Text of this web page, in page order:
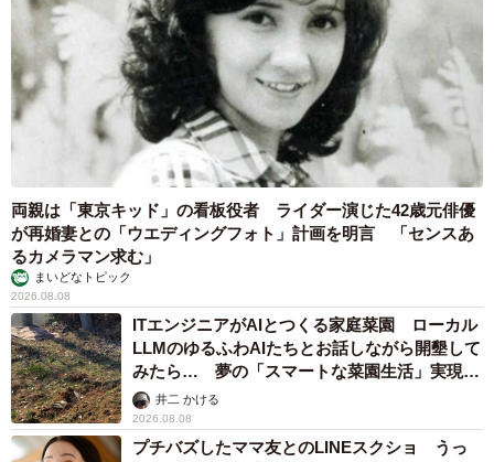
両親は「東京キッド」の看板役者 ライダー演じた42歳元俳優
が再婚妻との「ウエディングフォト」計画を明言 「センスあ
るカメラマン求む」
まいどなトピック
2026.08.08
ITエンジニアがAIとつくる家庭菜園 ローカル
LLMのゆるふわAIたちとお話しながら開墾して
みたら… 夢の「スマートな菜園生活」実現な
るか井二 かける
2026.08.08
プチバズしたママ友とのLINEスクショ うっ